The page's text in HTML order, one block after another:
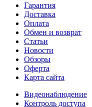
Гарантия
Доставка
Оплата
Обмен и возврат
Статьи
Новости
Обзоры
Оферта
Карта сайта
Видеонаблюдение
Контроль доступа